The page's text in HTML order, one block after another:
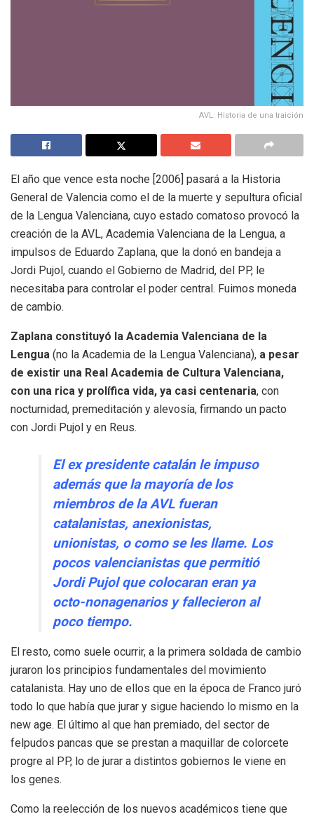
AVL: Historia de una traición
El año que vence esta noche [2006] pasará a la Historia
General de Valencia como el de la muerte y sepultura oficial
de la Lengua Valenciana, cuyo estado comatoso provocó la
creación de la AVL, Academia Valenciana de la Lengua, a
impulsos de Eduardo Zaplana, que la donó en bandeja a
Jordi Pujol, cuando el Gobierno de Madrid, del PP, le
necesitaba para controlar el poder central. Fuimos moneda
de cambio.
Zaplana constituyó la Academia Valenciana de la
Lengua (no la Academia de la Lengua Valenciana), a pesar
de existir una Real Academia de Cultura Valenciana,
con una rica y prolífica vida, ya casi centenaria, con
nocturnidad, premeditación y alevosía, firmando un pacto
con Jordi Pujol y en Reus.
El ex presidente catalán le impuso
además que la mayoría de los
miembros de la AVL fueran
catalanistas, anexionistas,
unionistas, o como se les llame. Los
pocos valencianistas que permitió
Jordi Pujol que colocaran eran ya
octo-nonagenarios y fallecieron al
poco tiempo.
El resto, como suele ocurrir, a la primera soldada de cambio
juraron los principios fundamentales del movimiento
catalanista. Hay uno de ellos que en la época de Franco juró
todo lo que había que jurar y sigue haciendo lo mismo en la
new age. El último al que han premiado, del sector de
felpudos pancas que se prestan a maquillar de colorcete
progre al PP, lo de jurar a distintos gobiernos le viene en
los genes.
Como la reelección de los nuevos académicos tiene que